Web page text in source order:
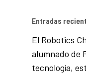
Entradas
El Robotics
alumnado de
tecnología,